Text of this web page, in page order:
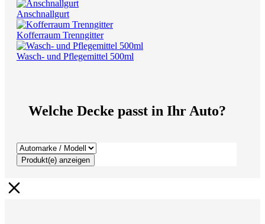
Anschnallgurt
Kofferraum Trenngitter
Wasch- und Pflegemittel 500ml
Welche Decke passt in Ihr Auto?
Produkt(e) anzeigen